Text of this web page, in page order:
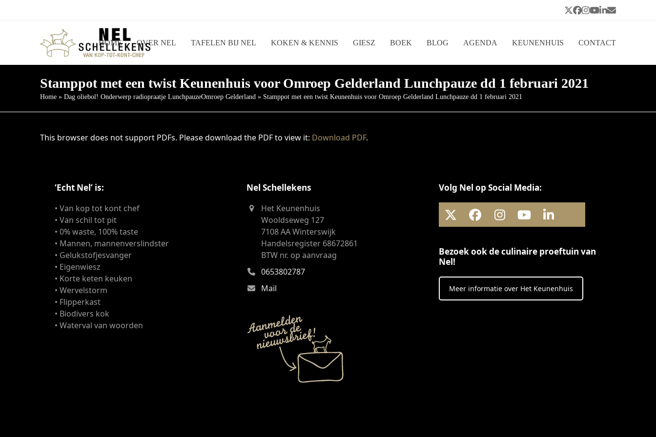
Twitter
Facebook
Instagram
YouTube
LinkedIn
E-Threads
HOME OVER NEL TAFELEN BIJ NEL KOKEN & KENNIS GIESZ BOEK BLOG AGENDA KEUNENHUIS CONTACT
Stamppot met een twist Keunenhuis voor Omroep Gelderland Lunchpauze dd 1 februari 2021
Home » Dag oliebol! Onderwerp radiopraatje LunchpauzeOmroep Gelderland » Stamppot met een twist Keunenhuis voor Omroep Gelderland Lunchpauze dd 1 februari 2021
This browser does not support PDFs. Please download the PDF to view it: Download PDF.
‘Echt Nel’ is:
• Van kop tot kont chef
• Van schil tot pit
• 0% waste, 100% taste
• Mannen, mannenverslindster
• Gelukstofjesvanger
• Eigenwiesz
• Korte keten keuken
• Wervelstorm
• Flipperkast
• Biodivers kok
• Waterval van woorden
Nel Schellekens
Het Keunenhuis
Wooldseweg 127
7108 AA Winterswijk
Handelsregister 68672861
BTW nr. op aanvraag
0653802787
Mail
Volg Nel op Social Media:
X Facebook
Instagram
YouTubeLinkedIn
Bezoek ook de culinaire proeftuin van
Nel!
Meer informatie over Het Keunenhuis